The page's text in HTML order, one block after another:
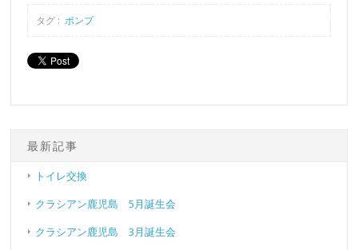
タグ :ポンプ
最新記事
トイレ交換
クラシアン鹿児島 5月誕生会
クラシアン鹿児島 3月誕生会